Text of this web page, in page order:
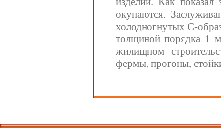
окупаются.
холодногнутых С-
толщиной порядка 1
жилищном
фермы, прогоны,